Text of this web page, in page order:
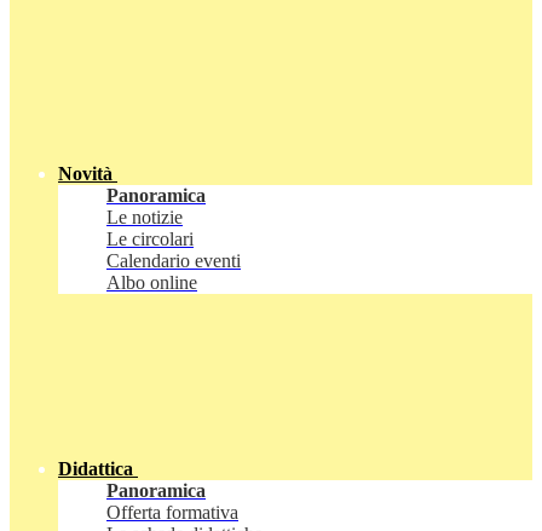
Novità
Panoramica
Le notizie
Le circolari
Calendario eventi
Albo online
Didattica
Panoramica
Offerta formativa